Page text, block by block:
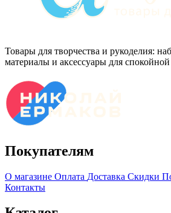
Товары для творчества и рукоделия:
материалы и аксессуары для
Покупателям
О магазине Оплата Доставка Скидки
Контакты